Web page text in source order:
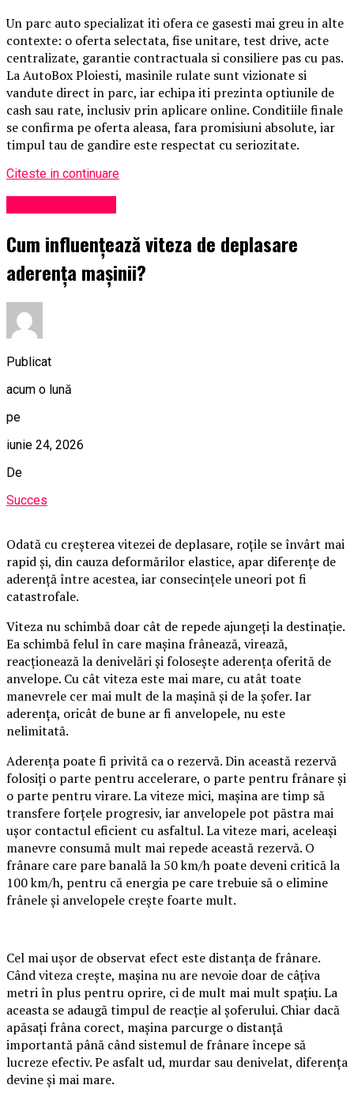
Un parc auto specializat iti ofera ce gasesti mai greu in alte
contexte: o oferta selectata, fise unitare, test drive, acte
centralizate, garantie contractuala si consiliere pas cu pas.
La AutoBox Ploiesti, masinile rulate sunt vizionate si
vandute direct in parc, iar echipa iti prezinta optiunile de
cash sau rate, inclusiv prin aplicare online. Conditiile finale
se confirma pe oferta aleasa, fara promisiuni absolute, iar
timpul tau de gandire este respectat cu seriozitate.
Citeste in continuare
Cum influențează viteza de deplasare
aderența mașinii?
Publicat
acum o lună
pe
iunie 24, 2026
De
Succes
Odată cu creșterea vitezei de deplasare, roțile se învârt mai
rapid și, din cauza deformărilor elastice, apar diferențe de
aderență între acestea, iar consecințele uneori pot fi
catastrofale.
Viteza nu schimbă doar cât de repede ajungeți la destinație.
Ea schimbă felul în care mașina frânează, virează,
reacționează la denivelări și folosește aderența oferită de
anvelope. Cu cât viteza este mai mare, cu atât toate
manevrele cer mai mult de la mașină și de la șofer. Iar
aderența, oricât de bune ar fi anvelopele, nu este
nelimitată.
Aderența poate fi privită ca o rezervă. Din această rezervă
folosiți o parte pentru accelerare, o parte pentru frânare și
o parte pentru virare. La viteze mici, mașina are timp să
transfere forțele progresiv, iar anvelopele pot păstra mai
ușor contactul eficient cu asfaltul. La viteze mari, aceleași
manevre consumă mult mai repede această rezervă. O
frânare care pare banală la 50 km/h poate deveni critică la
100 km/h, pentru că energia pe care trebuie să o elimine
frânele și anvelopele crește foarte mult.
Cel mai ușor de observat efect este distanța de frânare.
Când viteza crește, mașina nu are nevoie doar de câțiva
metri în plus pentru oprire, ci de mult mai mult spațiu. La
aceasta se adaugă timpul de reacție al șoferului. Chiar dacă
apăsați frâna corect, mașina parcurge o distanță
importantă până când sistemul de frânare începe să
lucreze efectiv. Pe asfalt ud, murdar sau denivelat, diferența
devine și mai mare.